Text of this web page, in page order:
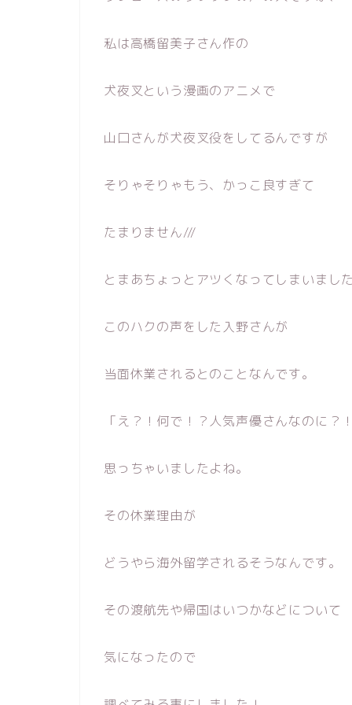
私は高橋留美子さん作の
犬夜叉という漫画のアニメで
山口さんが犬夜叉役をしてるんですが
そりゃそりゃもう、かっこ良すぎて
たまりません///
とまあちょっとアツくなってしまいまし
このハクの声をした入野さんが
当面休業されるとのことなんです。
「え？！何で！？人気声優さんなのに？
思っちゃいましたよね。
その休業理由が
どうやら海外留学されるそうなんです。
その渡航先や帰国はいつかなどについて
気になったので